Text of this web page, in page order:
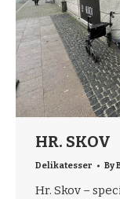
HR. SKOV
Delikatesser By
Hr. Skov –